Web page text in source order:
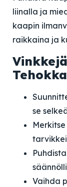
liinalla ja
kaapin
raikkaina ja
se
Vaihda